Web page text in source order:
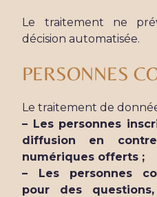
Le traitement ne
décision automatisée.
PERSONNES
Le traitement de
– Les personnes
diffusion en
numériques offerts ;
– Les personnes
pour des